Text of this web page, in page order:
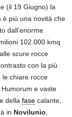
(il 19 Giugno) la
è più una novità che
dall’enorme
102.000 kmq
scure rocce
con la più
le chiare rocce
e vaste
della fase calante,
in Novilunio,